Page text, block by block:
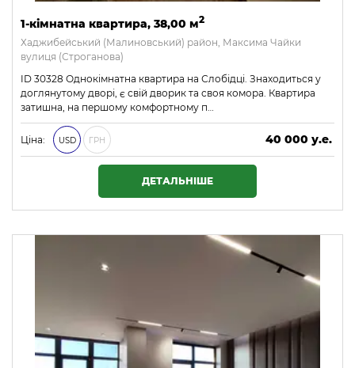
1-кімнатна квартира, 38,00 м2
Хаджибейський (Малиновський) район, Максима Чайки
вулиця (Строганова)
ID 30328 Однокімнатна квартира на Слобідці. Знаходиться у
доглянутому дворі, є свій дворик та своя комора. Квартира
затишна, на першому комфортному п…
Ціна: USD ГРН
40 000 у.е.
1 720 000 ₴
ДЕТАЛЬНІШЕ